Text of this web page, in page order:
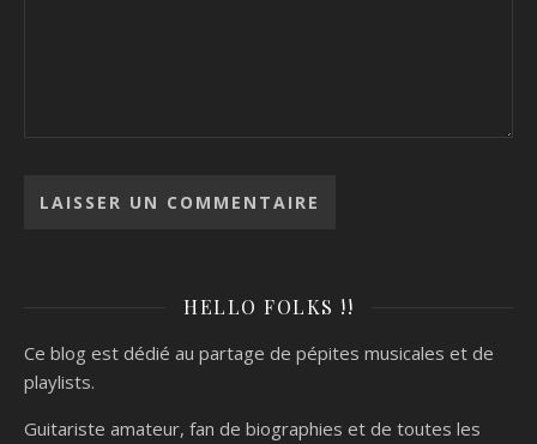
HELLO FOLKS !!
Ce blog est dédié au partage de pépites musicales et de
playlists.
Guitariste amateur, fan de biographies et de toutes les